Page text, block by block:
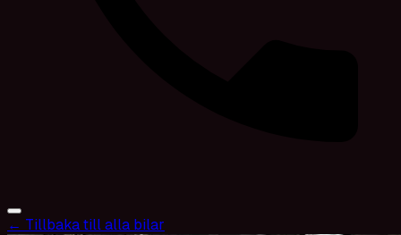
← Tillbaka till alla bilar